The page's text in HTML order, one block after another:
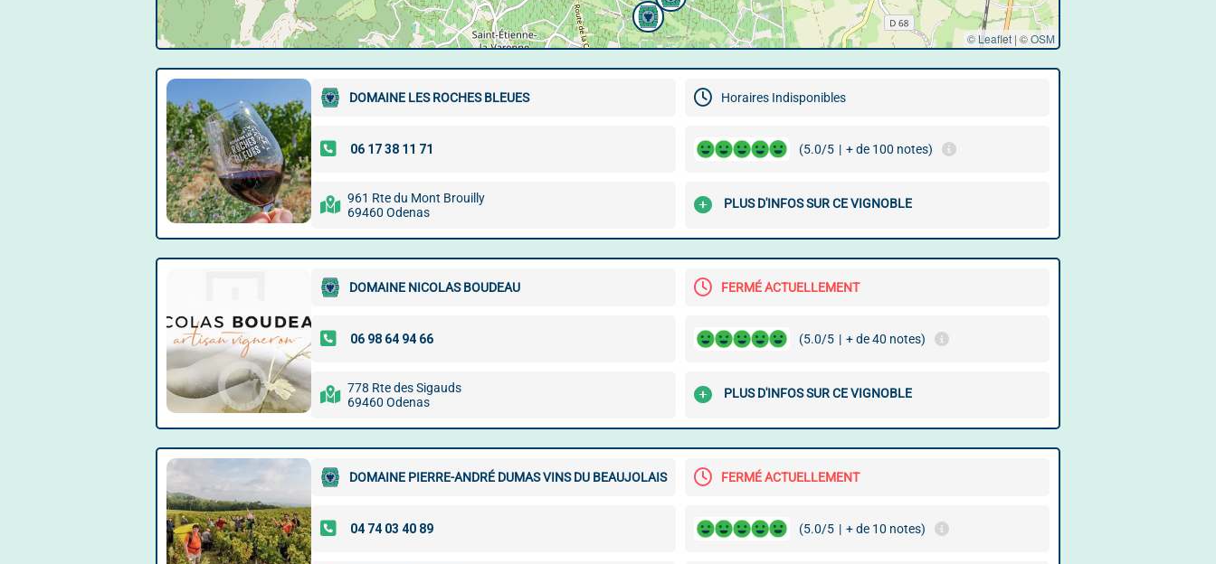
© Leaflet | ©OSM
DOMAINE LES ROCHES BLEUES Horaires Indisponibles
(5.0/5 | + de 100 notes)
961 Rte du Mont Brouilly
69460 Odenas
PLUS D'INFOS SUR CE VIGNOBLE
DOMAINE NICOLAS BOUDEAU FERMÉ ACTUELLEMENT
(5.0/5 | + de 40 notes)
778 Rte des Sigauds
69460 Odenas
PLUS D'INFOS SUR CE VIGNOBLE
DOMAINE PIERRE-ANDRÉ DUMAS VINS DU BEAUJOLAIS FERMÉ ACTUELLEMENT
(5.0/5 | + de 10 notes)